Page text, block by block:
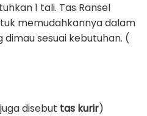
1 tali. Tas Ransel
memudahkannya dalam
sesuai kebutuhan. (
disebut tas kurir)